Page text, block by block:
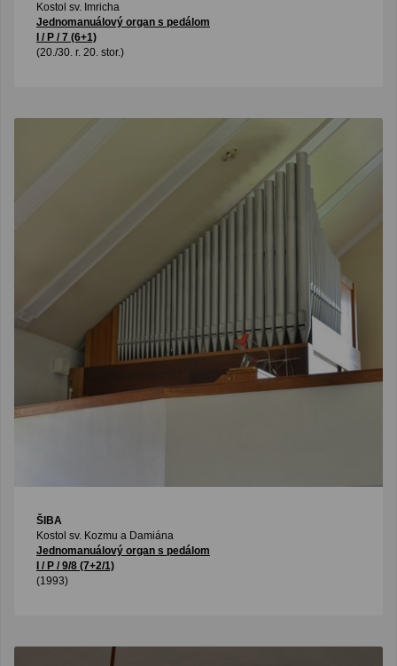
Kostol sv. Imricha
Jednomanuálový organ s pedálom
I / P / 7 (6+1)
(20./30. r. 20. stor.)
ŠIBA
Kostol sv. Kozmu a Damiána
Jednomanuálový organ s pedálom
I / P / 9/8 (7+2/1)
(1993)